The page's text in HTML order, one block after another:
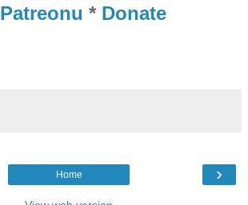
Patreonu * Donate
›
Home